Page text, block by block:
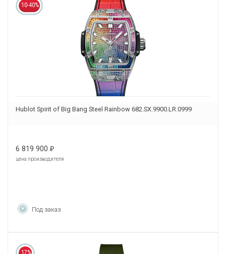
10-40%
Hublot Spirit of Big Bang Steel Rainbow 682.SX.9900.LR.0999
6 819 900 ₽
цена производителя
Под заказ
17%